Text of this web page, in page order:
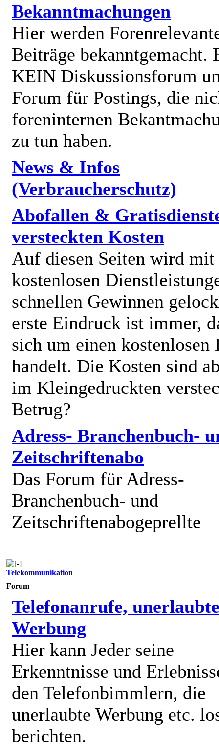
Bekanntmachungen
Hier werden
Beiträge bekanntgemacht.
KEIN Diskussionsforum
Forum für Postings, die
foreninternen
zu tun haben.
News & Infos
(Verbraucherschutz)
Abofallen &
versteckten Kosten
Auf diesen Seiten wird mit
kostenlosen
schnellen Gewinnen
erste Eindruck ist immer,
sich um einen kostenlosen
handelt. Die Kosten sind
im Kleingedruckten
Betrug?
Adress- Branchenbuch-
Zeitschriftenabo
Das Forum für Adress-
Branchenbuch- und
Zeitschriftenabogeprellte
Telekommunikation
Forum
Telefonanrufe, unerlaubte
Werbung
Hier kann Jeder seine
Erkenntnisse und
den Telefonbimmlern, die
unerlaubte Werbung etc.
berichten.